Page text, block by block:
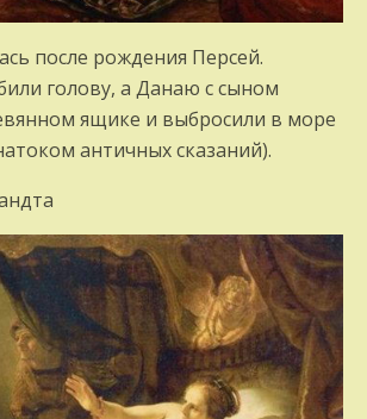
после рождения Персей.
голову, а Данаю с сыном
ящике и выбросили в море
античных сказаний).